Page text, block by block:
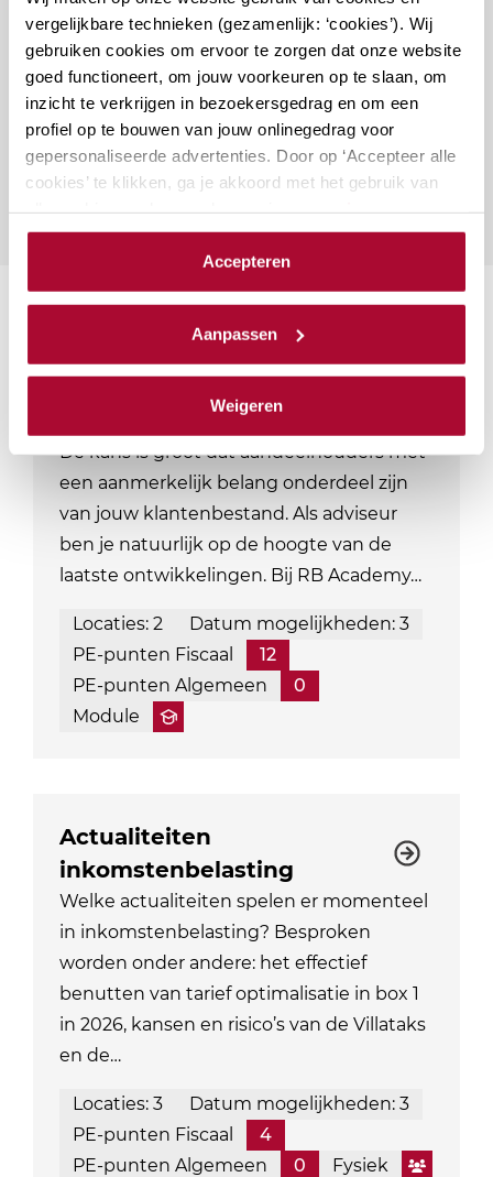
vergelijkbare technieken (gezamenlijk: ‘cookies’). Wij
gebruiken cookies om ervoor te zorgen dat onze website
goed functioneert, om jouw voorkeuren op te slaan, om
inzicht te verkrijgen in bezoekersgedrag en om een
profiel op te bouwen van jouw onlinegedrag voor
gepersonaliseerde advertenties. Door op ‘Accepteer alle
cookies’ te klikken, ga je akkoord met het gebruik van
cookieverklaring.
We werken samen met23 derdendie uw gegevens
Accepteren
Aanpassen
Weigeren
Vragen over deze cursus?
Naar vragenformulier
terbeschikkingstellingsregeling
De kans is groot dat aandeelhouders met
een aanmerkelijk belang onderdeel zijn
van jouw klantenbestand. Als adviseur
ben je natuurlijk op de hoogte van de
laatste ontwikkelingen. Bij RB Academy…
Locaties: 2
Datum mogelijkheden: 3
PE-punten Fiscaal
12
PE-punten Algemeen
0
Module
Actualiteiten
inkomstenbelasting
Welke actualiteiten spelen er momenteel
in inkomstenbelasting? Besproken
worden onder andere: het effectief
benutten van tarief optimalisatie in box 1
in 2026, kansen en risico’s van de Villataks
en de…
Locaties: 3
Datum mogelijkheden: 3
PE-punten Fiscaal
4
PE-punten Algemeen
0 Fysiek